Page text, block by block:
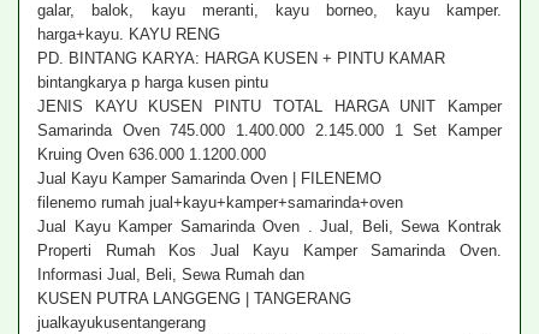
galar, balok, kayu meranti, kayu borneo, kayu kamper.
harga+kayu. KAYU RENG
PD. BINTANG KARYA: HARGA KUSEN + PINTU KAMAR
bintangkarya p harga kusen pintu
JENIS KAYU KUSEN PINTU TOTAL HARGA UNIT Kamper
Samarinda Oven 745.000 1.400.000 2.145.000 1 Set Kamper
Kruing Oven 636.000 1.1200.000
Jual Kayu Kamper Samarinda Oven | FILENEMO
filenemo rumah jual+kayu+kamper+samarinda+oven
Jual Kayu Kamper Samarinda Oven . Jual, Beli, Sewa Kontrak
Properti Rumah Kos Jual Kayu Kamper Samarinda Oven.
Informasi Jual, Beli, Sewa Rumah dan
KUSEN PUTRA LANGGENG | TANGERANG
jualkayukusentangerang